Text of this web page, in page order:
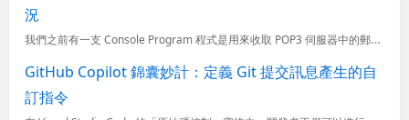
況
我們之前有一支 Console Program 程式是用來收取 POP3 伺服器中的郵件，並在解析郵件內容後進行分析與後續處理，不過三不五時程式都會 Hang 住不動，導致分析作業無法進行下去。又因為...
GitHub Copilot 錦囊妙計：定義 Git 提交訊息產生的自
訂指令